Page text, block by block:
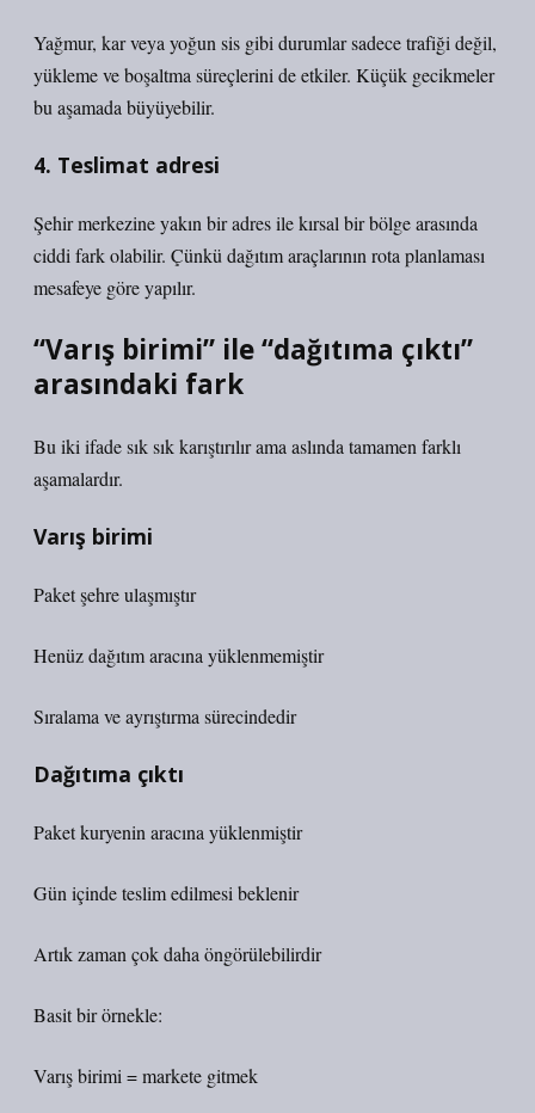
Yağmur, kar veya yoğun sis gibi durumlar sadece trafiği değil,
yükleme ve boşaltma süreçlerini de etkiler. Küçük gecikmeler
bu aşamada büyüyebilir.
4. Teslimat adresi
Şehir merkezine yakın bir adres ile kırsal bir bölge arasında
ciddi fark olabilir. Çünkü dağıtım araçlarının rota planlaması
mesafeye göre yapılır.
“Varış birimi” ile “dağıtıma çıktı”
arasındaki fark
Bu iki ifade sık sık karıştırılır ama aslında tamamen farklı
aşamalardır.
Varış birimi
Paket şehre ulaşmıştır
Henüz dağıtım aracına yüklenmemiştir
Sıralama ve ayrıştırma sürecindedir
Dağıtıma çıktı
Paket kuryenin aracına yüklenmiştir
Gün içinde teslim edilmesi beklenir
Artık zaman çok daha öngörülebilirdir
Basit bir örnekle:
Varış birimi = markete gitmek